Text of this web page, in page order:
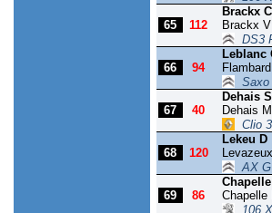
65 112
Brackx C
Brackx V
DS3
66 94
Leblanc
Saxo
67 40
Dehais S
Dehais M
Clio
68 120
Lekeu D
AX
69 86
Chapelle
106